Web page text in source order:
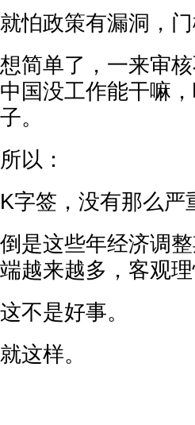
就怕政策有漏洞，
想简单了，一来审
中国没工作能干嘛
子。
所以：
K字签，没有那么严
倒是这些年经济调
端越来越多，客观理
这不是好事。
就这样。